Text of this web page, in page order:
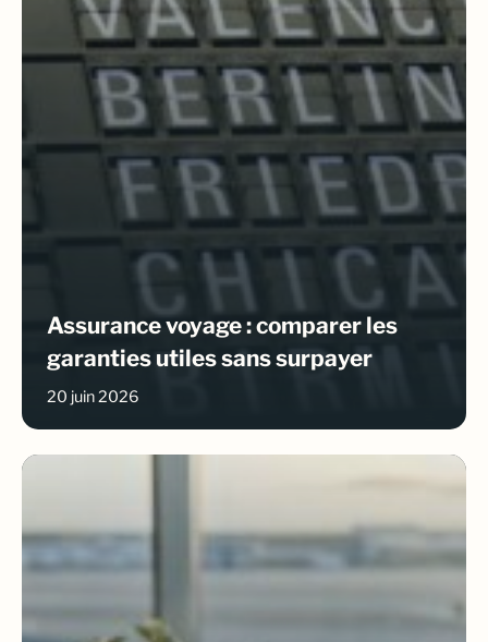
Assurance voyage : comparer les
garanties utiles sans surpayer
20 juin 2026